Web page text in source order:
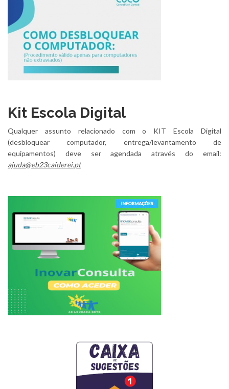
Kit Escola Digital
Qualquer assunto relacionado com o KIT Escola Digital
(desbloquear computador, entrega/levantamento de
equipamentos) deve ser agendada através do email:
ajuda@eb23caiderei.pt